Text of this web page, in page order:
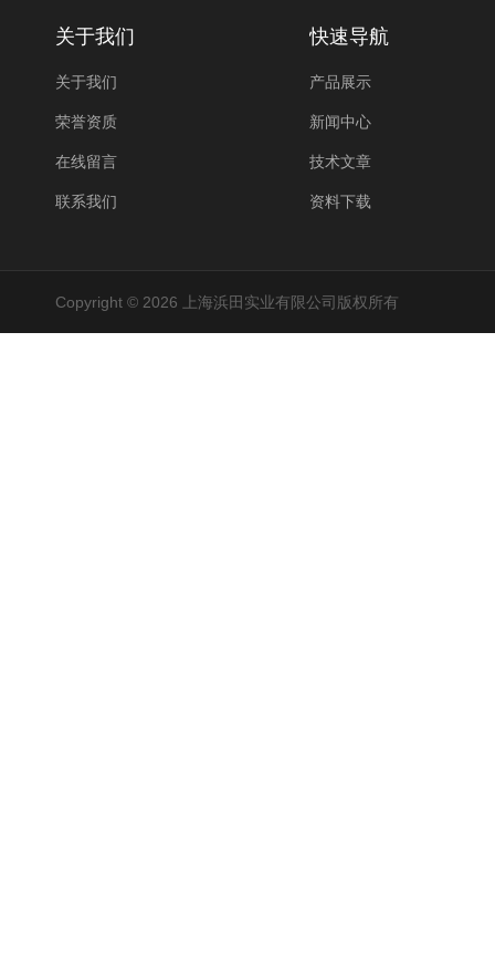
关于我们
关于我们
荣誉资质
在线留言
联系我们
快速导航
产品展示
新闻中心
技术文章
资料下载
Copyright © 2026 上海浜田实业有限公司版权所有